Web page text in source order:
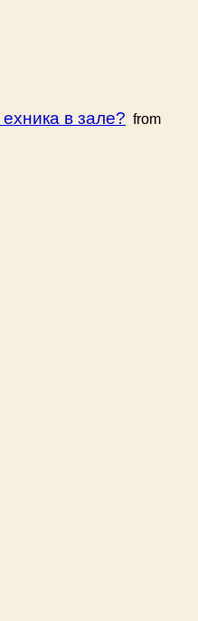
в зале? from